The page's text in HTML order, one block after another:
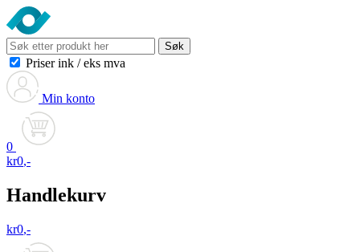
Søk
Priser ink / eks mva
Min konto
0
kr0,-
Handlekurv
kr0,-